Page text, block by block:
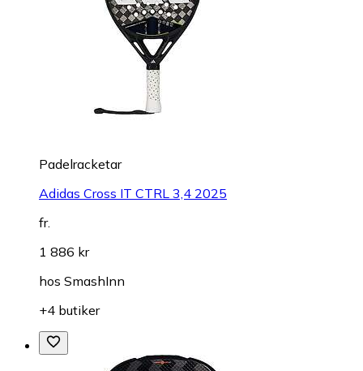
Padelracketar
Adidas Cross IT CTRL 3,4 2025
fr.
1 886 kr
hos SmashInn
+4 butiker